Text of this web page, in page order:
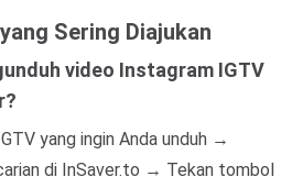
Sering Diajukan
video Instagram IGTV
yang ingin Anda unduh →
di InSaver.to → Tekan tombol